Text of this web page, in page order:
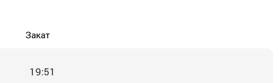
Закат
19:51